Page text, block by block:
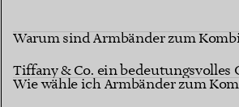
Warum sind Armbänder zum
Tiffany & Co. ein bedeutungsvolles
Wie wähle ich Armbänder zum